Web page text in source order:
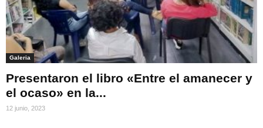
Galeria
Presentaron el libro «Entre el amanecer y
el ocaso» en la...
12 junio, 2023